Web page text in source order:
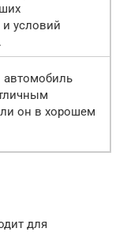
и условий
он в хорошем
для